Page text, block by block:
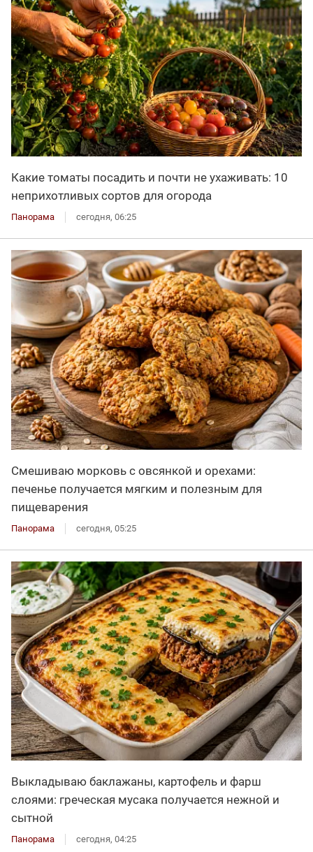
Какие томаты посадить и почти не ухаживать: 10
неприхотливых сортов для огорода
Панорама сегодня, 06:25
Смешиваю морковь с овсянкой и орехами:
печенье получается мягким и полезным для
пищеварения
Панорама сегодня, 05:25
Выкладываю баклажаны, картофель и фарш
слоями: греческая мусака получается нежной и
сытной
Панорама сегодня, 04:25